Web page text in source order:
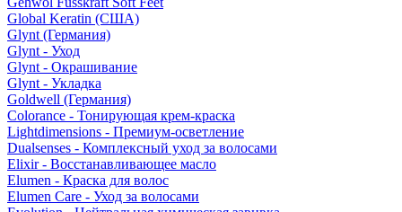
Global Keratin (США)
Glynt (Германия)
Glynt - Уход
Glynt - Окрашивание
Glynt - Укладка
Goldwell (Германия)
Colorance - Тонирующая крем-краска
Lightdimensions - Премиум-осветление
Dualsenses - Комплексный уход за волосами
Elixir - Восстанавливающее масло
Elumen - Краска для волос
Elumen Care - Уход за волосами